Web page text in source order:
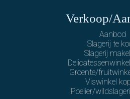
Verkoop/
Aanbod
Slagerij te
Slagerij
Groente/
Viswinkel
Poelier/